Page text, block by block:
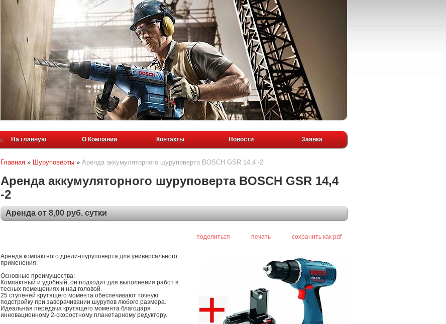
На главную О Компании Контакты Новости Заявка
Главная » Шуруповёрты » Аренда аккумуляторного шуруповерта BOSCH GSR 14,4 -2
Аренда аккумуляторного шуруповерта BOSCH GSR 14,4
-2
Аренда от 8,00 руб. сутки
поделиться печать сохранить как pdf
Аренда компактного дрели-шуруповерта для универсального
применения.
Основные преимущества:
Компактный и удобный, он подходит для выполнения работ в
тесных помещениях и над головой.
25 ступеней крутящего момента обеспечивают точную
подстройку при заворачивании шурупов любого размера.
Идеальная передача крутящего момента благодаря
инновационному 2-скоростному планетарному редуктору.